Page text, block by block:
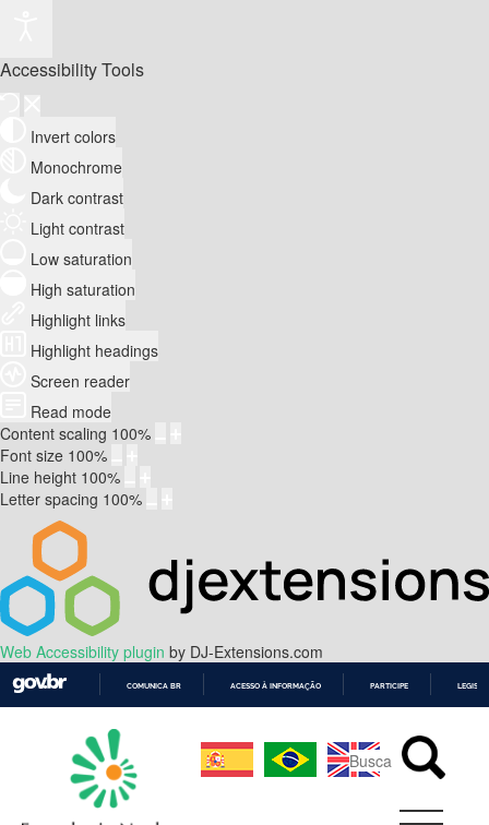
Accessibility Tools
Invert colors
Monochrome
Dark contrast
Light contrast
Low saturation
High saturation
Highlight links
Highlight headings
Screen reader
Read mode
Content scaling 100%
Font size 100%
Line height 100%
Letter spacing 100%
Web Accessibility plugin by DJ-Extensions.com
CONTEÚDO
COMUNICA BR ACESSO À INFORMAÇÃO PARTICIPE